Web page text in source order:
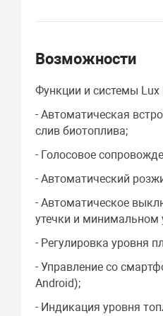
Возможности
Функции и системы Lux
- Автоматическая
слив биотоплива;
- Голосовое
- Автоматический
- Автоматическое
утечки и минимальном
- Регулировка уровня
- Управление со
Android);
- Индикация уровня